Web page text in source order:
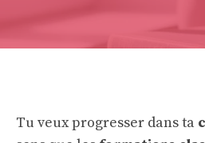
Tu veux progresser dans ta